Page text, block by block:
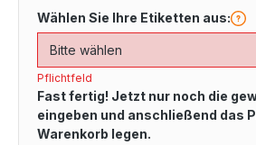
Wählen Sie Ihre Etiketten aus:
Pflichtfeld
Fast fertig! Jetzt nur noch die
eingeben und anschließend das
Warenkorb legen.